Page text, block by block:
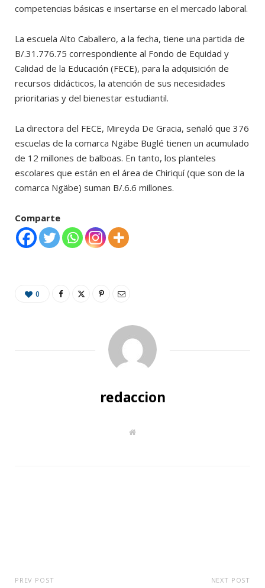
competencias básicas e insertarse en el mercado laboral.
La escuela Alto Caballero, a la fecha, tiene una partida de
B/.31.776.75 correspondiente al Fondo de Equidad y
Calidad de la Educación (FECE), para la adquisición de
recursos didácticos, la atención de sus necesidades
prioritarias y del bienestar estudiantil.
La directora del FECE, Mireyda De Gracia, señaló que 376
escuelas de la comarca Ngäbe Buglé tienen un acumulado
de 12 millones de balboas. En tanto, los planteles
escolares que están en el área de Chiriquí (que son de la
comarca Ngäbe) suman B/.6.6 millones.
Comparte
0
redaccion
W
PREV POST NEXT POST